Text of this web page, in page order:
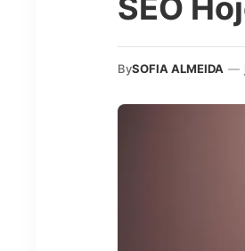
SEO
BySOFIA ALMEIDA —